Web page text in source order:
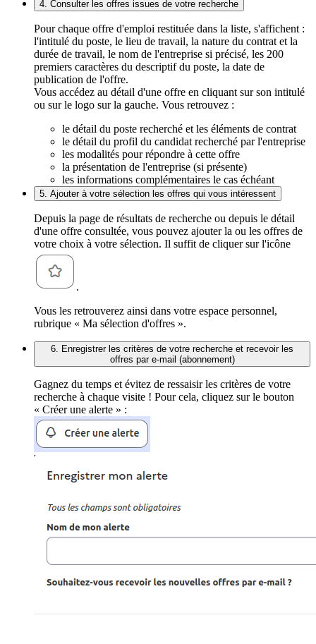
4. Consulter les offres issues de votre recherche
Pour chaque offre d'emploi restituée dans la liste, s'affichent :
l'intitulé du poste, le lieu de travail, la nature du contrat et la
durée de travail, le nom de l'entreprise si précisé, les 200
premiers caractères du descriptif du poste, la date de
publication de l'offre.
Vous accédez au détail d'une offre en cliquant sur son intitulé
ou sur le logo sur la gauche. Vous retrouvez :
le détail du poste recherché et les éléments de contrat
le détail du profil du candidat recherché par l'entreprise
les modalités pour répondre à cette offre
la présentation de l'entreprise (si présente)
les informations complémentaires le cas échéant
5. Ajouter à votre sélection les offres qui vous intéressent
Depuis la page de résultats de recherche ou depuis le détail
d'une offre consultée, vous pouvez ajouter la ou les offres de
votre choix à votre sélection. Il suffit de cliquer sur l'icône
.
Vous les retrouverez ainsi dans votre espace personnel,
rubrique « Ma sélection d'offres ».
6. Enregistrer les critères de votre recherche et recevoir les
offres par e-mail (abonnement)
Gagnez du temps et évitez de ressaisir les critères de votre
recherche à chaque visite ! Pour cela, cliquez sur le bouton
« Créer une alerte » :